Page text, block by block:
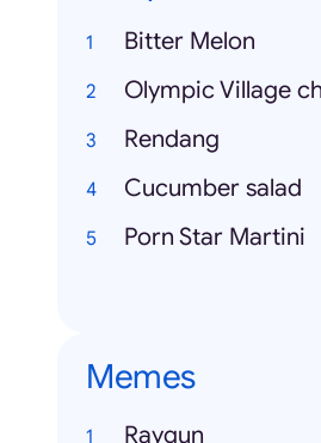
Bitter Melon
Olympic Village
Rendang
Cucumber salad
Porn Star Martini
Memes
Raygun